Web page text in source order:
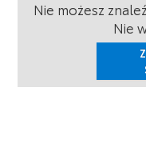
Nie możesz
Nie